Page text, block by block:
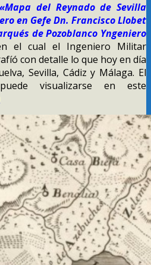
«Mapa del Reynado de Sevilla
en Gefe Dn. Francisco Llobet
de Pozoblanco Yngeniero
el cual el Ingeniero Militar
con detalle lo que hoy en día
Sevilla, Cádiz y Málaga. El
visualizarse en este